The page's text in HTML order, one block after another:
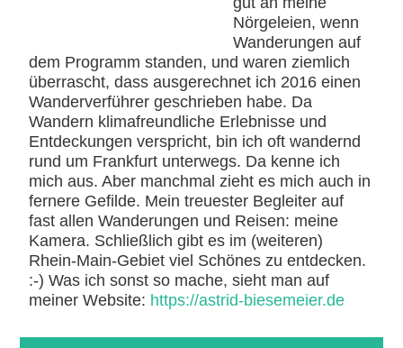
Nörgeleien, wenn
Wanderungen auf
dem Programm standen, und waren ziemlich
überrascht, dass ausgerechnet ich 2016 einen
Wanderverführer geschrieben habe. Da
Wandern klimafreundliche Erlebnisse und
Entdeckungen verspricht, bin ich oft wandernd
rund um Frankfurt unterwegs. Da kenne ich
mich aus. Aber manchmal zieht es mich auch in
fernere Gefilde. Mein treuester Begleiter auf
fast allen Wanderungen und Reisen: meine
Kamera. Schließlich gibt es im (weiteren)
Rhein-Main-Gebiet viel Schönes zu entdecken.
:-) Was ich sonst so mache, sieht man auf
meiner Website: https://astrid-biesemeier.de